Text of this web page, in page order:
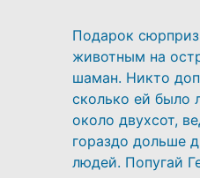
Подарок
животным на
шаман. Никто
сколько ей было
около двухсот,
гораздо дольше
людей. Попугай